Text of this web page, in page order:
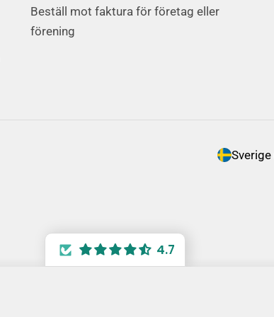
Beställ mot faktura för företag eller
förening
L
4.7